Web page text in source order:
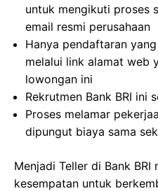
untuk mengikuti proses
email resmi perusahaan
Hanya pendaftaran
melalui link alamat web
lowongan ini
Rekrutmen Bank BRI ini
Proses melamar
dipungut biaya sama
Menjadi Teller di Bank BRI
kesempatan untuk